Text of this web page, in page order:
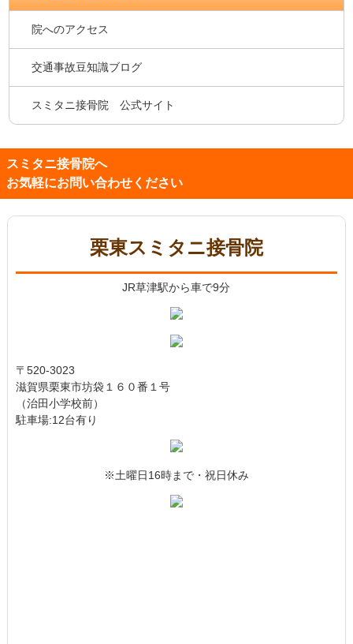
院へのアクセス
交通事故豆知識ブログ
スミタニ接骨院 公式サイト
スミタニ接骨院へ
お気軽にお問い合わせください
栗東スミタニ接骨院
JR草津駅から車で9分
〒520-3023
滋賀県栗東市坊袋１６０番１号
（治田小学校前）
駐車場:12台有り
※土曜日16時まで・祝日休み